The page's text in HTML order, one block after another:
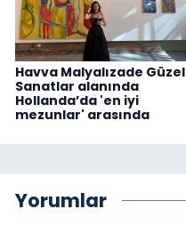
Havva Malyalızade Güzel
Sanatlar alanında
Hollanda’da 'en iyi
mezunlar' arasında
Yorumlar